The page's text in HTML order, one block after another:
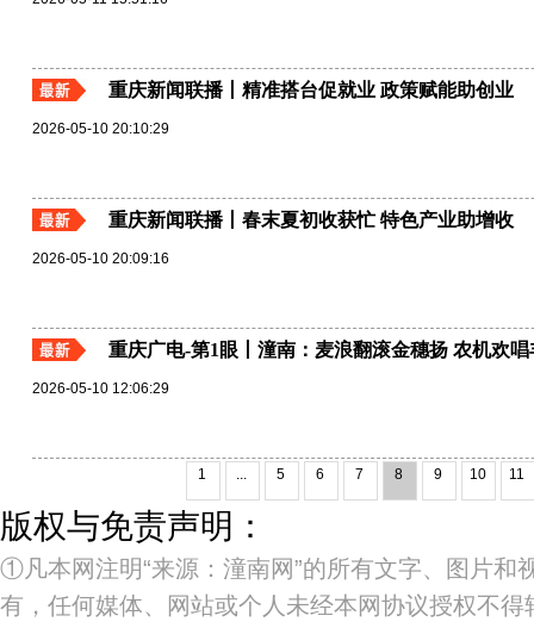
重庆新闻联播丨精准搭台促就业 政策赋能助创业
2026-05-10 20:10:29
重庆新闻联播丨春末夏初收获忙 特色产业助增收
2026-05-10 20:09:16
重庆广电-第1眼丨潼南：麦浪翻滚金穗扬 农机欢唱
2026-05-10 12:06:29
1 ... 5 6 7 8 9 10 11
版权与免责声明：
①凡本网注明“来源：潼南网”的所有文字、图片和
有，任何媒体、网站或个人未经本网协议授权不